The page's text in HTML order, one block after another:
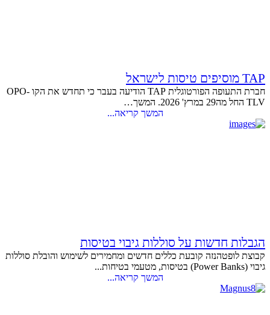
TAP מוסיפים טיסות לישראל
חברת התעופה הפורטוגלית TAP הודיעה בעבר כי תחדש את הקו OPO-
TLV החל מה29 במרץ' 2026. המשך…
המשך קריאה...
הגבלות חדשות על סוללות גיבוי בטיסות
קבוצת לופטהנזה קובעת כללים חדשים ומחמירים לשימוש והובלת סוללות
גיבוי (Power Banks) בטיסות, מטעמי בטיחות...
המשך קריאה...